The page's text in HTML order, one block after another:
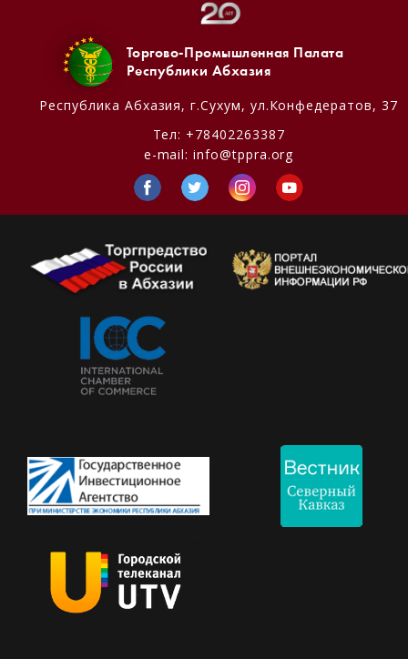
Торгово-Промышленная Палата
Республики Абхазия
Республика Абхазия, г.Сухум, ул.Конфедератов, 37
Тел: +78402263387
e-mail:info@tppra.org